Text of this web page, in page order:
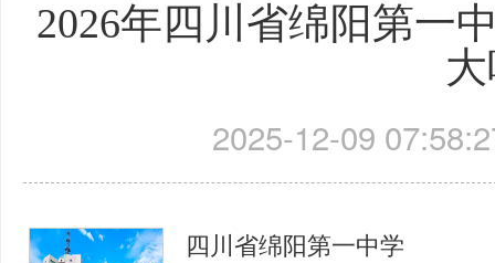
2026年四川省绵阳第一
2025-12-09
四川省绵阳第一中学